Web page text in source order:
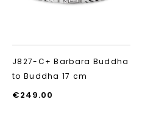
J827-C+ Barbara Buddha
to Buddha 17 cm
€249.00